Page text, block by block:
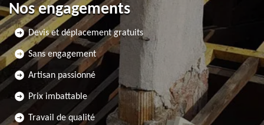
Nos engagements
Devis et déplacement gratuits
Sans engagement
Artisan passionné
Prix imbattable
Travail de qualité